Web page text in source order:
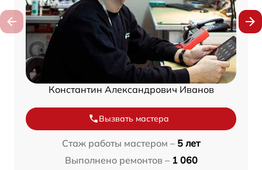
Константин Александрович Иванов
Вызвать мастера
Стаж работы мастером – 5 лет
Выполнено ремонтов – 1 060